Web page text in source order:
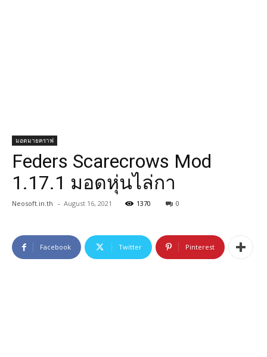
มอดมายคราฟ
Feders Scarecrows Mod
1.17.1 มอดหุ่นไล่กา
Neosoft.in.th - August 16, 2021 1370 0
Facebook Twitter Pinterest